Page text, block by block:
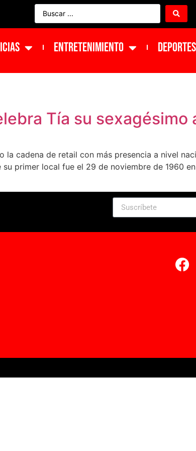
ENTRETENIMIENTO DEPORTES
Tía su sexagésimo
la cadena de retail con más presencia a nivel
primer local fue el 29 de noviembre de 1960